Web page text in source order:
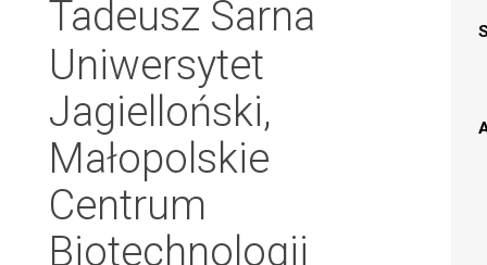
Tadeusz Sarna
Uniwersytet
Jagielloński,
Małopolskie
Centrum
Biotechnologii